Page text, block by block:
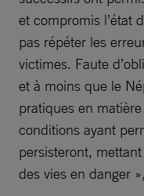
et compromis l’état
pas répéter les
victimes. Faute
et à moins que le
pratiques en
conditions ayant
persisteront,
des vies en danger